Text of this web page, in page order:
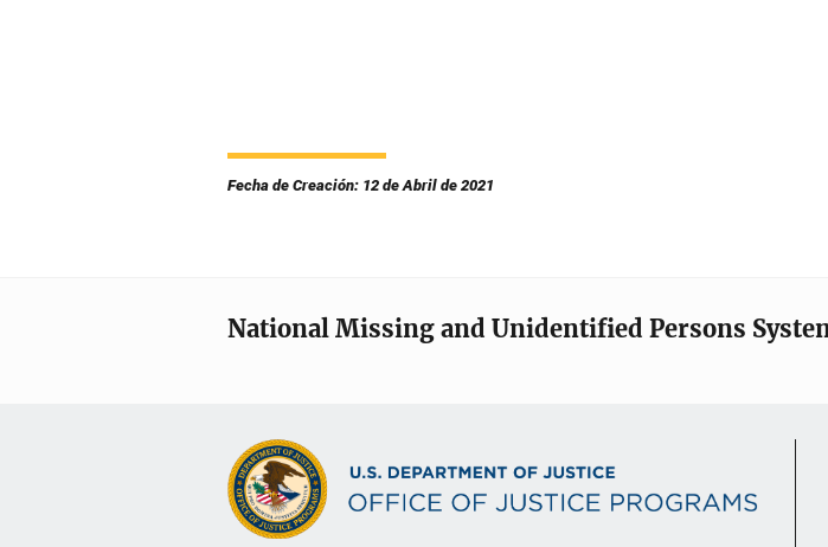
Fecha de Creación: 12 de Abril de 2021
National Missing and Unidentified Persons